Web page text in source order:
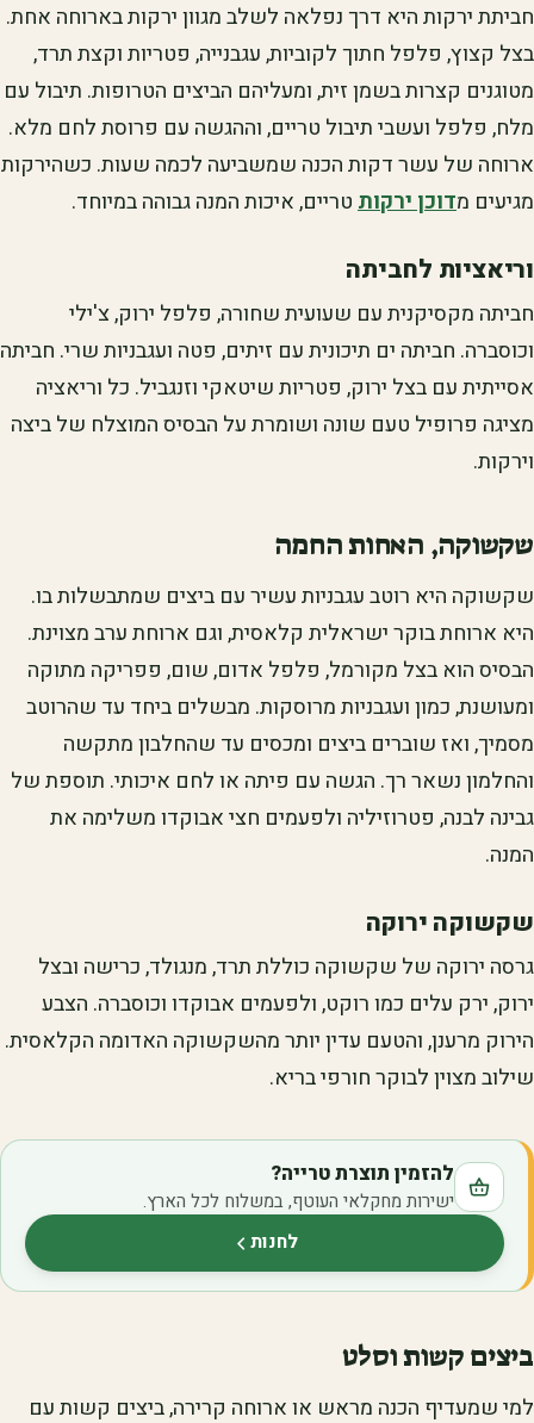
חביתת ירקות היא דרך נפלאה לשלב מגוון ירקות בארוחה אחת.
בצל קצוץ, פלפל חתוך לקוביות, עגבנייה, פטריות וקצת תרד,
מטוגנים קצרות בשמן זית, ומעליהם הביצים הטרופות. תיבול עם
מלח, פלפל ועשבי תיבול טריים, וההגשה עם פרוסת לחם מלא.
ארוחה של עשר דקות הכנה שמשביעה לכמה שעות. כשהירקות
מגיעים מדוכן ירקותטריים, איכות המנה גבוהה במיוחד.
וריאציות לחביתה
חביתה מקסיקנית עם שעועית שחורה, פלפל ירוק, צ'ילי
וכוסברה. חביתה ים תיכונית עם זיתים, פטה ועגבניות שרי. חביתה
אסייתית עם בצל ירוק, פטריות שיטאקי וזנגביל. כל וריאציה
מציגה פרופיל טעם שונה ושומרת על הבסיס המוצלח של ביצה
וירקות.
שקשוקה, האחות החמה
שקשוקה היא רוטב עגבניות עשיר עם ביצים שמתבשלות בו.
היא ארוחת בוקר ישראלית קלאסית, וגם ארוחת ערב מצוינת.
הבסיס הוא בצל מקורמל, פלפל אדום, שום, פפריקה מתוקה
ומעושנת, כמון ועגבניות מרוסקות. מבשלים ביחד עד שהרוטב
מסמיך, ואז שוברים ביצים ומכסים עד שהחלבון מתקשה
והחלמון נשאר רך. הגשה עם פיתה או לחם איכותי. תוספת של
גבינה לבנה, פטרוזיליה ולפעמים חצי אבוקדו משלימה את
המנה.
שקשוקה ירוקה
גרסה ירוקה של שקשוקה כוללת תרד, מנגולד, כרישה ובצל
ירוק, ירק עלים כמו רוקט, ולפעמים אבוקדו וכוסברה. הצבע
הירוק מרענן, והטעם עדין יותר מהשקשוקה האדומה הקלאסית.
שילוב מצוין לבוקר חורפי בריא.
להזמין תוצרת טרייה?
ישירות מחקלאי העוטף, במשלוח לכל הארץ.
לחנות(נפתח בלשונית חדשה)
ביצים קשות וסלט
למי שמעדיף הכנה מראש או ארוחה קרירה, ביצים קשות עם